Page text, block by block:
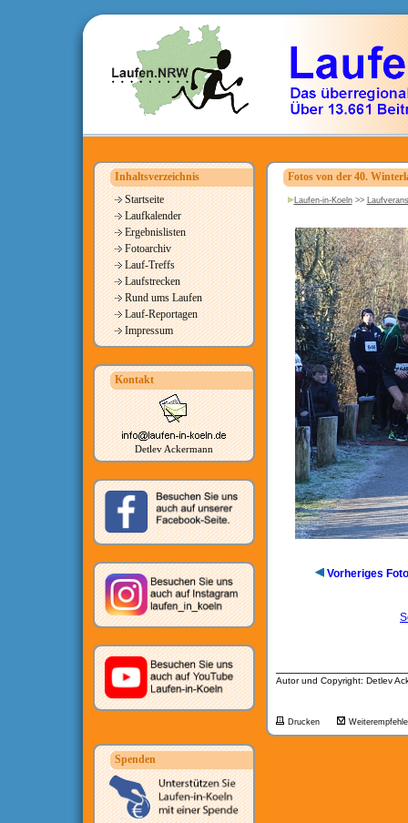
Inhaltsverzeichnis
Startseite
Laufkalender
Ergebnislisten
Fotoarchiv
Lauf-Treffs
Laufstrecken
Rund ums Laufen
Lauf-Reportagen
Impressum
Kontakt
Detlev Ackermann
Spenden
Fotos von der 40.
Laufen-in-Koeln>>
Vorheriges Foto
Autor und Copyright: Detlev
Drucken